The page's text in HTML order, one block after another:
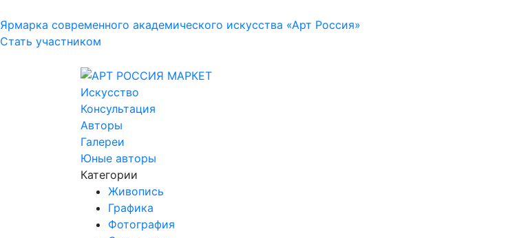
Ярмарка современного академического искусства «Арт Россия»
Стать участником
Искусство
Консультация
Авторы
Галереи
Юные авторы
Категории
Живопись
Графика
Фотография